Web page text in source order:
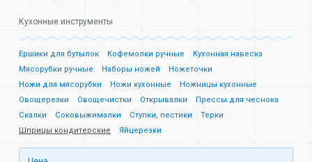
Кухонные инструменты
Ершики для бутылок Кофемолки ручные
Кухонная навеска
Мясорубки ручные
Наборы ножей
Ножеточки
Ножи для мясорубки
Ножи кухонные
Ножницы кухонные
Овощерезки
Овощечистки Открывалки
Прессы для чеснока
Скалки
Соковыжималки Ступки, пестики
Терки
Шприцы кондитерские
Яйцерезки